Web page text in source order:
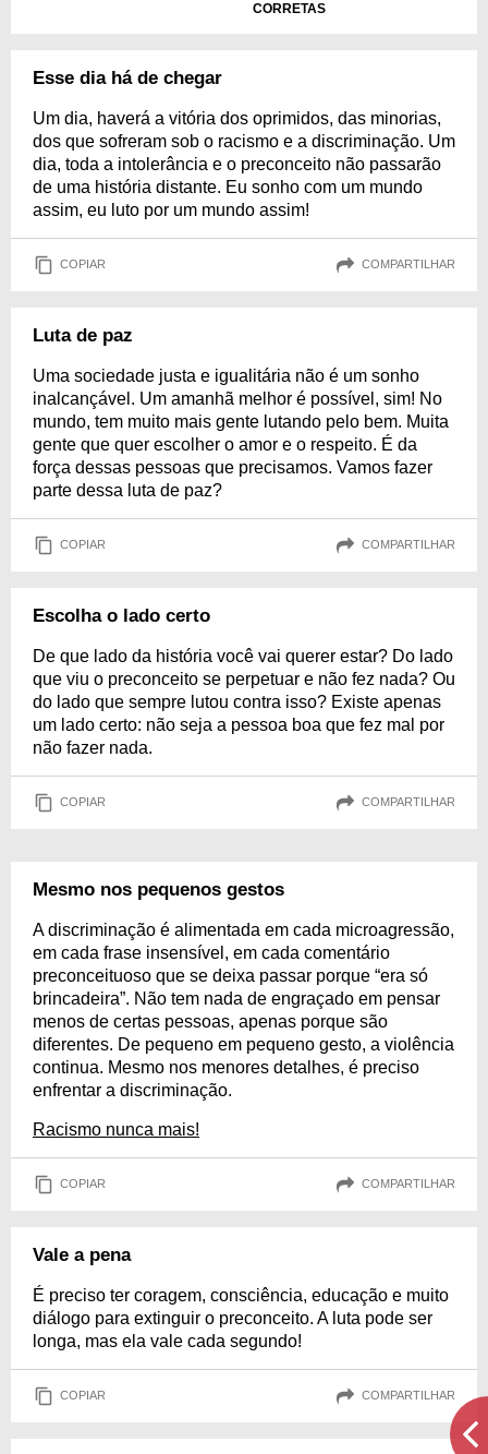
CORRETAS
Esse dia há de chegar
Um dia, haverá a vitória dos oprimidos, das minorias,
dos que sofreram sob o racismo e a discriminação. Um
dia, toda a intolerância e o preconceito não passarão
de uma história distante. Eu sonho com um mundo
assim, eu luto por um mundo assim!
COPIAR COMPARTILHAR
Luta de paz
Uma sociedade justa e igualitária não é um sonho
inalcançável. Um amanhã melhor é possível, sim! No
mundo, tem muito mais gente lutando pelo bem. Muita
gente que quer escolher o amor e o respeito. É da
força dessas pessoas que precisamos. Vamos fazer
parte dessa luta de paz?
COPIAR COMPARTILHAR
Escolha o lado certo
De que lado da história você vai querer estar? Do lado
que viu o preconceito se perpetuar e não fez nada? Ou
do lado que sempre lutou contra isso? Existe apenas
um lado certo: não seja a pessoa boa que fez mal por
não fazer nada.
COPIAR COMPARTILHAR
Mesmo nos pequenos gestos
A discriminação é alimentada em cada microagressão,
em cada frase insensível, em cada comentário
preconceituoso que se deixa passar porque “era só
brincadeira”. Não tem nada de engraçado em pensar
menos de certas pessoas, apenas porque são
diferentes. De pequeno em pequeno gesto, a violência
continua. Mesmo nos menores detalhes, é preciso
enfrentar a discriminação.
Racismo nunca mais!
COPIAR COMPARTILHAR
Vale a pena
É preciso ter coragem, consciência, educação e muito
diálogo para extinguir o preconceito. A luta pode ser
longa, mas ela vale cada segundo!
COPIAR COMPARTILHAR